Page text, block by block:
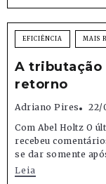
EFICIÊNCIA MAIS
A tributação
retorno
Adriano Pires
22/
Com Abel Holtz O
recebeu
se dar somente
Leia